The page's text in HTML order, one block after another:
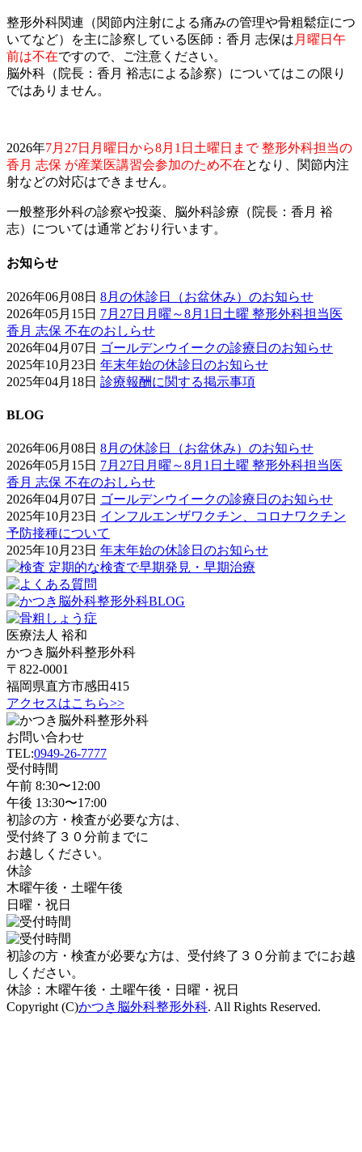
整形外科関連（関節内注射による痛みの管理や骨粗鬆症につ
いてなど）を主に診察している医師：香月 志保は 月曜日午
前は不在ですので、ご注意ください。
脳外科（院長：香月 裕志による診察）についてはこの限り
ではありません。
2026年7月27日月曜日から8月1日土曜日まで 整形外科担当の
香月 志保 が産業医講習会参加のため不在となり、関節内注
射などの対応はできません。
一般整形外科の診察や投薬、脳外科診療（院長：香月 裕
志）については通常どおり行います。
お知らせ
2026年06月08日 8月の休診日（お盆休み）のお知らせ
2026年05月15日 7月27日月曜～8月1日土曜 整形外科担当医
香月 志保 不在のおしらせ
2026年04月07日 ゴールデンウイークの診療日のお知らせ
2025年10月23日 年末年始の休診日のお知らせ
2025年04月18日 診療報酬に関する掲示事項
BLOG
2026年06月08日 8月の休診日（お盆休み）のお知らせ
2026年05月15日 7月27日月曜～8月1日土曜 整形外科担当医
香月 志保 不在のおしらせ
2026年04月07日 ゴールデンウイークの診療日のお知らせ
2025年10月23日 インフルエンザワクチン、コロナワクチン
予防接種について
2025年10月23日 年末年始の休診日のお知らせ
医療法人 裕和
かつき脳外科整形外科
〒822-0001
福岡県直方市感田415
アクセスはこちら>>
お問い合わせ
TEL:0949-26-7777
受付時間
午前 8:30〜12:00
午後 13:30〜17:00
初診の方・検査が必要な方は、
受付終了３０分前までに
お越しください。
休診
木曜午後・土曜午後
日曜・祝日
初診の方・検査が必要な方は、受付終了３０分前までにお越
しください。
休診： 木曜午後・土曜午後・日曜・祝日
Copyright (C)かつき脳外科整形外科. All Rights Reserved.